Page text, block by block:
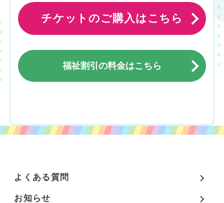
チケットのご購入はこちら
福祉割引の料金はこちら
よくある質問
お知らせ